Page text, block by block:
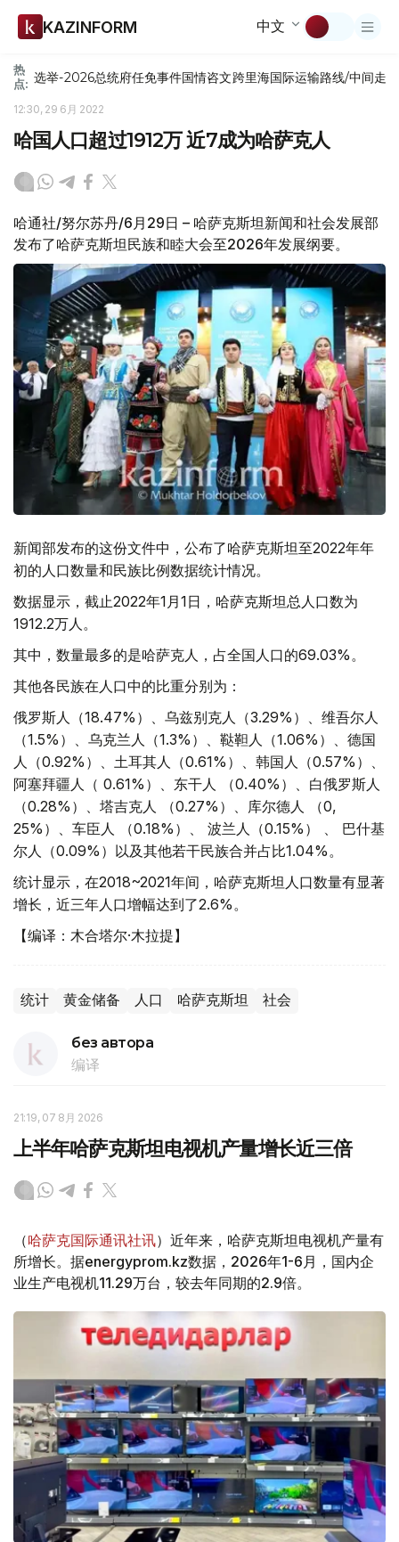
KAZINFORM 中文
热
点: 选举-2026总统府任免事件国情咨文跨里海国际运输路线/中间走廊
12:30, 29 6月 2022
哈国人口超过1912万 近7成为哈萨克人
哈通社/努尔苏丹/6月29日 – 哈萨克斯坦新闻和社会发展部
发布了哈萨克斯坦民族和睦大会至2026年发展纲要。
新闻部发布的这份文件中，公布了哈萨克斯坦至2022年年
初的人口数量和民族比例数据统计情况。
数据显示，截止2022年1月1日，哈萨克斯坦总人口数为
1912.2万人。
其中，数量最多的是哈萨克人，占全国人口的69.03%。
其他各民族在人口中的比重分别为：
俄罗斯人（18.47%）、乌兹别克人（3.29%）、维吾尔人
（1.5%）、乌克兰人（1.3%）、鞑靼人（1.06%）、德国
人（0.92%）、土耳其人（0.61%）、韩国人（0.57%）、
阿塞拜疆人（ 0.61%）、东干人 （0.40%）、白俄罗斯人
（0.28%）、塔吉克人 （0.27%）、库尔德人 （0,
25%）、车臣人 （0.18%）、 波兰人（0.15%） 、 巴什基
尔人（0.09%）以及其他若干民族合并占比1.04%。
统计显示，在2018~2021年间，哈萨克斯坦人口数量有显著
增长，近三年人口增幅达到了2.6%。
【编译：木合塔尔·木拉提】
统计 黄金储备 人口 哈萨克斯坦 社会
без автора
编译
21:19, 07 8月 2026
上半年哈萨克斯坦电视机产量增长近三倍
（哈萨克国际通讯社讯）近年来，哈萨克斯坦电视机产量有
所增长。据energyprom.kz数据，2026年1-6月，国内企
业生产电视机11.29万台，较去年同期的2.9倍。